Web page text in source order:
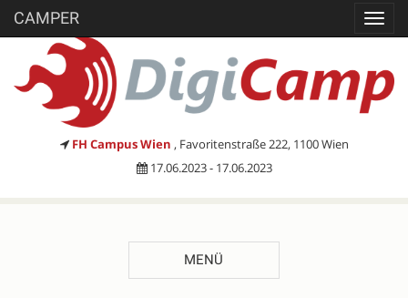
CAMPER
FH Campus Wien , Favoritenstraße 222, 1100 Wien
17.06.2023 - 17.06.2023
MENÜ